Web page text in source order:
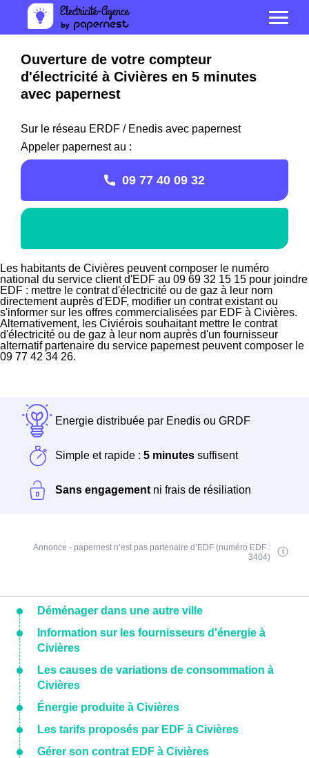
Ouverture de votre compteur
d'électricité à Civières en 5 minutes
avec papernest
Sur le réseau ERDF / Enedis avec papernest
Appeler papernest au :
09 77 40 09 32
Les habitants de Civières peuvent composer le numéro
national du service client d'EDF au 09 69 32 15 15 pour joindre
EDF : mettre le contrat d'électricité ou de gaz à leur nom
directement auprès d'EDF, modifier un contrat existant ou
s'informer sur les offres commercialisées par EDF à Civières.
Alternativement, les Civiérois souhaitant mettre le contrat
d'électricité ou de gaz à leur nom auprès d'un fournisseur
alternatif partenaire du service papernest peuvent composer le
09 77 42 34 26.
Energie distribuée par Enedis ou GRDF
Simple et rapide : 5 minutes suffisent
Sans engagement ni frais de résiliation
Annonce - papernest n’est pas partenaire d’EDF (numéro EDF :
3404)
Déménager dans une autre ville
Information sur les fournisseurs d'énergie à
Civières
Les causes de variations de consommation à
Civières
Énergie produite à Civières
Les tarifs proposés par EDF à Civières
Gérer son contrat EDF à Civières